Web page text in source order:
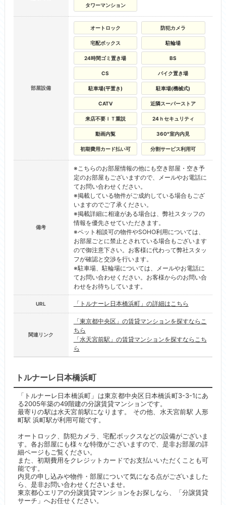
タワーマンション
部屋設備
オートロック 防犯カメラ
宅配ボックス 駐輪場
24時間ゴミ置き場 BS
CS バイク置き場
駐車場(平置き) 駐車場(機械式)
CATV 近隣スーパーストア
来店不要ＩＴ重説 24ｈセキュリティ
動画内覧 360°室内内見
初期費用カード払い可 分割サービス利用可
備考
※こちらのお部屋情報の他にも空き部屋・空き予
定のお部屋もございますので、メールやお電話に
てお問い合わせください。
※掲載している物件がご成約している場合もござ
いますのでご了承ください。
※掲載詳細に相違がある場合は、弊社スタッフの
情報を優先させていただきます。
※ペット相談可の物件やSOHO利用については、
お部屋ごとに禁止とされている場合もございます
ので御注意下さい。お客様に代わって弊社スタッ
フが確認と交渉を行います。
※駐車場、駐輪場については、メールやお電話に
てお問い合わせください。お客様からのお問い合
わせをお待ちしています。
URL 「トルナーレ日本橋浜町」の詳細はこちら
関連リンク
「東京都中央区」の賃貸マンションを探すならこ
ちら
「水天宮前駅」の賃貸マンションを探すならこち
ら
トルナーレ日本橋浜町
「トルナーレ日本橋浜町」は東京都中央区日本橋浜町3-3-1にあ
る2005年築の49階建の分譲賃貸マンションです。
最寄りの駅は水天宮前駅になります。 その他、水天宮前駅 人形
町駅 浜町駅が利用可能です。
オートロック、防犯カメラ、宅配ボックスなどの設備がございま
す。各お部屋にも様々な特徴がございますので、是非お部屋の詳
細ページもご覧ください。
また、初期費用をクレジットカードでお支払いいただくことも可
能です。
内見の申し込みや物件・部屋について気になる点がございました
ら、是非お問い合わせくださいませ。
東京都心エリアの分譲賃貸マンションをお探しなら、「分譲賃貸
サーチ」へお任せください。